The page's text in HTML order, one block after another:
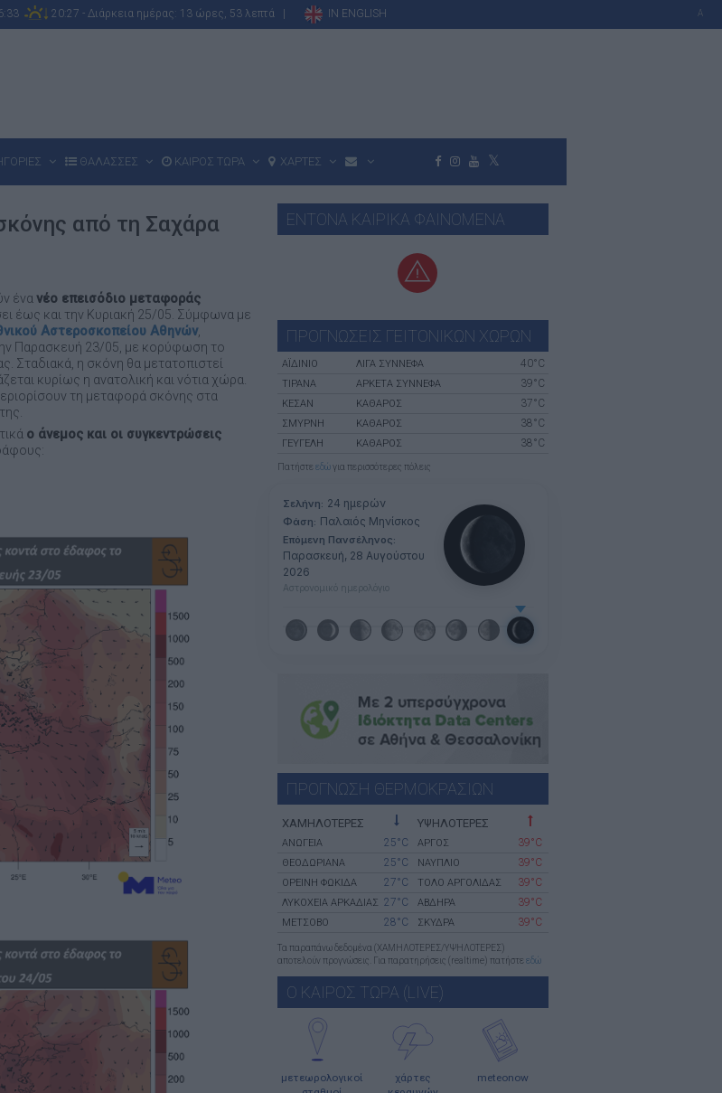
20:27 - Διάρκεια ημέρας: 13 ώρες, 53 λεπτά | IN ENGLISH A
ΘΑΛΑΣΣΕΣ ΚΑΙΡΟΣ ΤΩΡΑ ΧΑΡΤΕΣ
από τη Σαχάρα
ένα νέο επεισόδιο μεταφοράς
έως και την Κυριακή 25/05. Σύμφωνα με
Αστεροσκοπείου Αθηνών
Παρασκευή 23/05, με κορύφωση το
Σταδιακά, η σκόνη θα μετατοπιστεί
κυρίως η ανατολική και νότια χώρα.
τη μεταφορά σκόνης στα
ο άνεμος και οι συγκεντρώσεις
ΕΝΤΟΝΑ ΚΑΙΡΙΚΑ ΦΑΙΝΟΜΕΝΑ
ΠΡΟΓΝΩΣΕΙΣ ΓΕΙΤΟΝΙΚΩΝ ΧΩΡΩΝ
ΑΪΔΊΝΙΟ ΛΙΓΑ ΣΥΝΝΕΦΑ 40°C
ΤΊΡΑΝΑ ΑΡΚΕΤΑ ΣΥΝΝΕΦΑ 39°C
ΚΕΣΆΝ ΚΑΘΑΡΟΣ 37°C
ΣΜΎΡΝΗ ΚΑΘΑΡΟΣ 38°C
ΓΕΥΓΕΛΉ ΚΑΘΑΡΟΣ 38°C
Πατήστε εδώγια περισσότερες πόλεις
Σελήνη: 24 ημερών
Φάση: Παλαιός Μηνίσκος
Επόμενη Πανσέληνος:
Παρασκευή, 28 Αυγούστου
2026
Αστρονομικό ημερολόγιο
ΠΡΟΓΝΩΣΗ ΘΕΡΜΟΚΡΑΣΙΩΝ
ΧΑΜΗΛΟΤΕΡΕΣ
ΑΝΩΓΕΙΑ 25°C
ΘΕΟΔΩΡΙΑΝΑ 25°C
ΟΡΕΙΝΗ ΦΩΚΙΔΑ 27°C
ΛΥΚΟΧΕΙΑ ΑΡΚΑΔΙΑΣ 27°C
ΜΕΤΣΟΒΟ 28°C
ΥΨΗΛΟΤΕΡΕΣ
ΑΡΓΟΣ 39°C
ΝΑΥΠΛΙΟ 39°C
ΤΟΛΟ ΑΡΓΟΛΙΔΑΣ 39°C
ΑΒΔΗΡΑ 39°C
ΣΚΥΔΡΑ 39°C
Τα παραπάνω δεδομένα (ΧΑΜΗΛΟΤΕΡΕΣ/ΥΨΗΛΟΤΕΡΕΣ)
αποτελούν προγνώσεις. Για παρατηρήσεις (realtime) πατήστε εδώ
Ο ΚΑΙΡΟΣ ΤΩΡΑ (LIVE)
μετεωρολογικοί
χάρτες
meteonow